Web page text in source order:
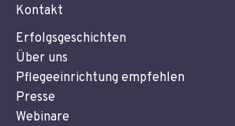
Kontakt
Erfolgsgeschichten
Über uns
Pflegeeinrichtung empfehlen
Presse
Webinare